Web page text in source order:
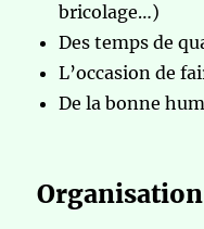
bricolage…)
Des temps de
L’occasion de
De la bonne
Organisation